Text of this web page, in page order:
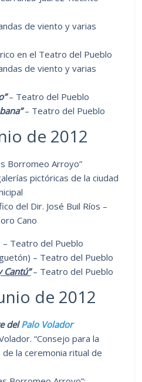
de viento y varias
en el Teatro del Pueblo
de viento y varias
– Teatro del Pueblo
– Teatro del Pueblo
de 2012
Borromeo Arroyo”
pictóricas de la ciudad
del Dir. José Buil Ríos –
Cano
– Teatro del Pueblo
– Teatro del Pueblo
Cantú”– Teatro del Pueblo
de 2012
delPalo Volador
“Consejo para la
la ceremonia ritual de